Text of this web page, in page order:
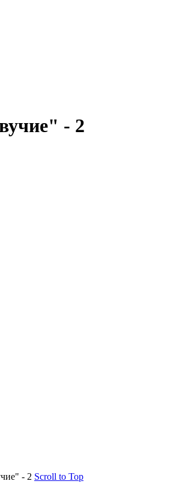
- 2
- 2 Scroll to Top